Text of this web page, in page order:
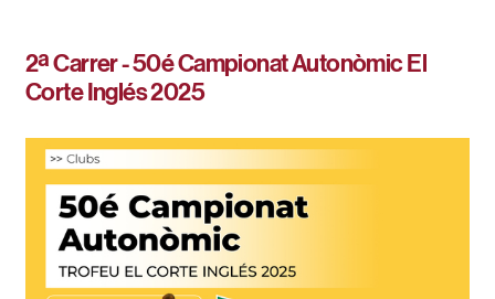
2ª Carrer - 50é Campionat Autonòmic El
Corte Inglés 2025